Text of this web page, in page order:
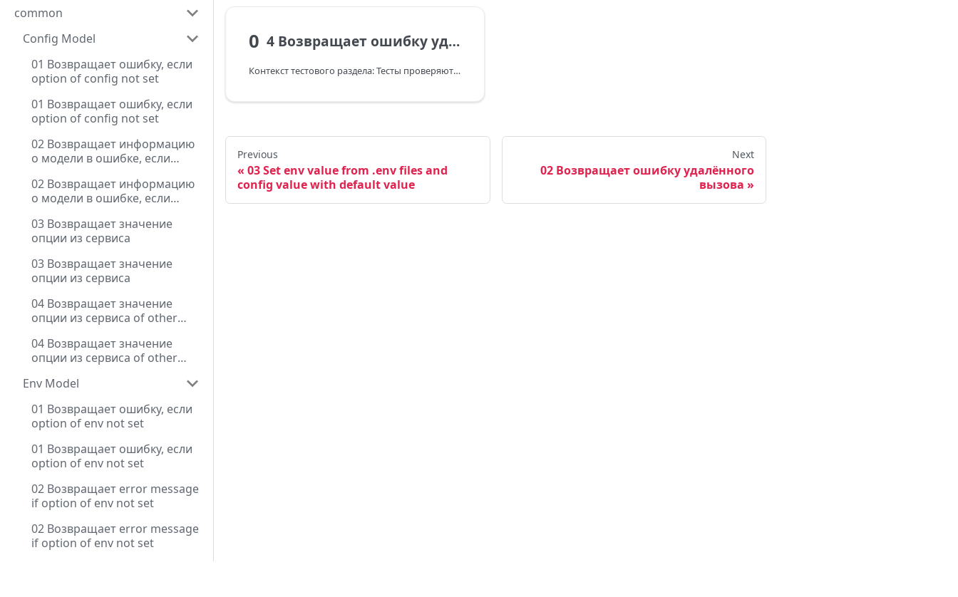
common
Config Model
01 Возвращает ошибку, если
option of config not set
01 Возвращает ошибку, если
option of config not set
02 Возвращает информацию
о модели в ошибке, если
02 Возвращает информацию
о модели в ошибке, если
03 Возвращает значение
опции из сервиса
03 Возвращает значение
опции из сервиса
04 Возвращает значение
опции из сервиса of other
04 Возвращает значение
опции из сервиса of other
Env Model
01 Возвращает ошибку, если
option of env not set
01 Возвращает ошибку, если
option of env not set
02 Возвращает error message
if option of env not set
02 Возвращает error message
if option of env not set
0 4 Возвращает ошибку удалённого вызова
Контекст тестового раздела: Тесты проверяют микросервисную логику nestjs-mod по TCP: взаимодействие client/server, контракт message handlers, обработку ответов и ошибок удалённых вызовов.
Previous
03 Set env value from .env files and
config value with default value
Next
02 Возвращает ошибку удалённого
вызова